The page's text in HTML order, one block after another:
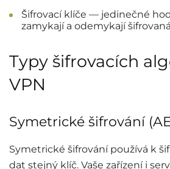
Šifrovací klíče — jedinečné
zamykají a odemykají
Typy šifrovacích
VPN
Symetrické šifrování
Symetrické šifrování používá k
dat stejný klíč. Vaše zařízení i